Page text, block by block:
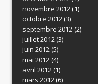
novembre 2012(1)
octobre 2012(3)
septembre 2012(2)
juillet 2012(3)
juin 2012(5)
mai 2012(4)
avril 2012(1)
mars 2012(6)